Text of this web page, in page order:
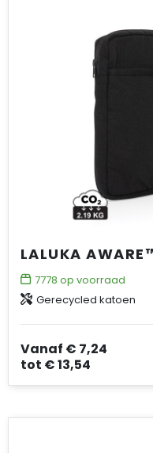
7778 op voorraad
Gerecycled katoen
Vanaf € 7,24
tot € 13,54